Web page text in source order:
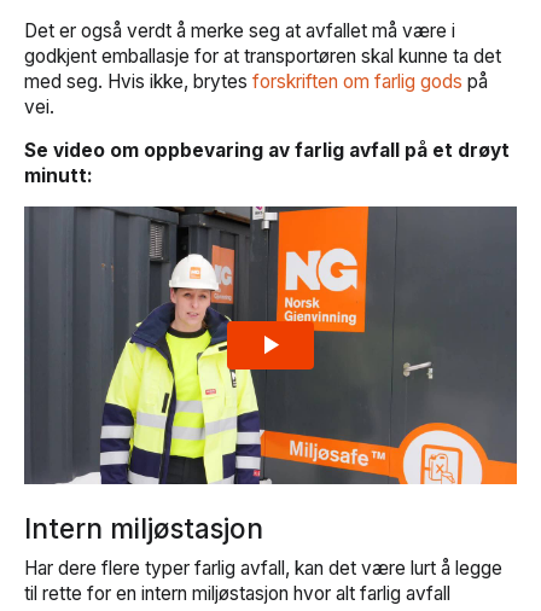
Det er også verdt å merke seg at avfallet må være i
godkjent emballasje for at transportøren skal kunne ta det
med seg. Hvis ikke, brytes forskriften om farlig gods på
vei.
Se video om oppbevaring av farlig avfall på et drøyt
minutt:
Intern miljøstasjon
Har dere flere typer farlig avfall, kan det være lurt å legge
til rette for en intern miljøstasjon hvor alt farlig avfall